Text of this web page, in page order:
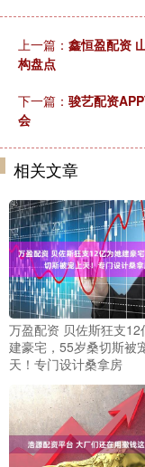
上一篇： 鑫恒盈配资
构盘点
下一篇： 骏艺配资
会
相关文章
万盈配资 贝佐斯狂支12
建豪宅，55岁桑切斯被
天！专门设计桑拿房